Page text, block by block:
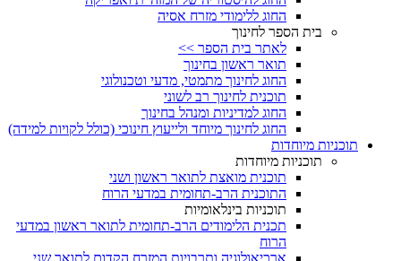
החוג ללימודי מזרח אסיה
בית הספר לחינוך
לאתר בית הספר >>
תואר ראשון בחינוך
החוג לחינוך מתמטי, מדעי וטכנולוגי
תוכנית לחינוך רב לשוני
החוג למדיניות ומנהל בחינוך
החוג לחינוך מיוחד ולייעוץ חינוכי (כולל לקויות למידה)
תוכניות מיוחדות
תוכניות מיוחדות
תוכנית מואצת לתואר ראשון ושני
התוכנית הרב-תחומית במדעי הרוח
תוכניות בינלאומיות
תכנית הלימודים הרב-תחומית לתואר ראשון במדעי
הרוח
ארכיאולוגיה ותרבויות המזרח הקדום לתואר שני